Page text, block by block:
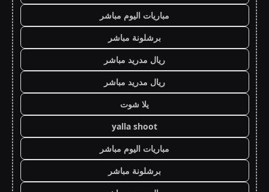
مباريات اليوم مباشر
برشلونة مباشر
ريال مدريد مباشر
ريال مدريد مباشر
يلا شوت
yalla shoot
مباريات اليوم مباشر
برشلونة مباشر